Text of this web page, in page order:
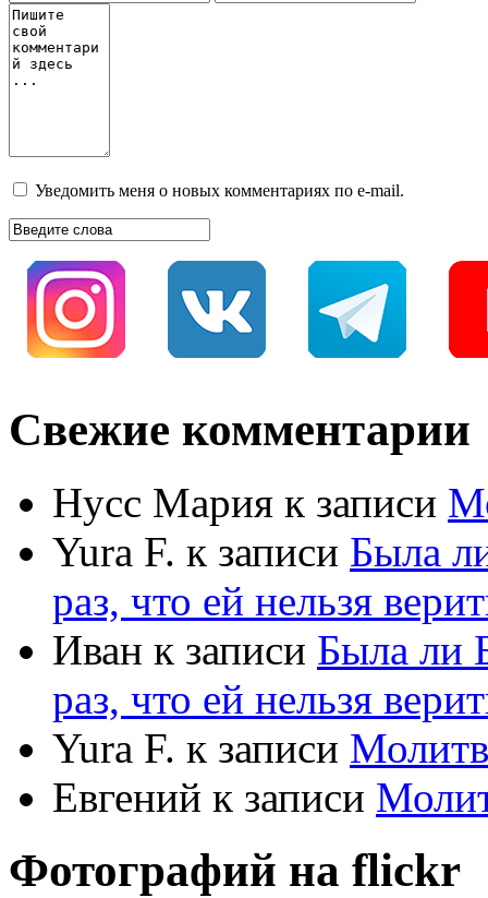
Уведомить меня о новых комментариях по e-mail.
Свежие комментарии
Нусс Мария к записи
Yura F. к записи Была
раз, что ей нельзя
Иван к записи Была ли
раз, что ей нельзя
Yura F. к записи
Евгений к записи
Фотографий на flickr